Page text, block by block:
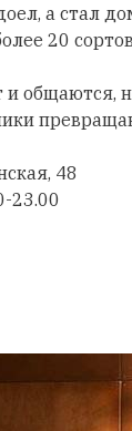
а стал
20
и общаются,
48
23.00